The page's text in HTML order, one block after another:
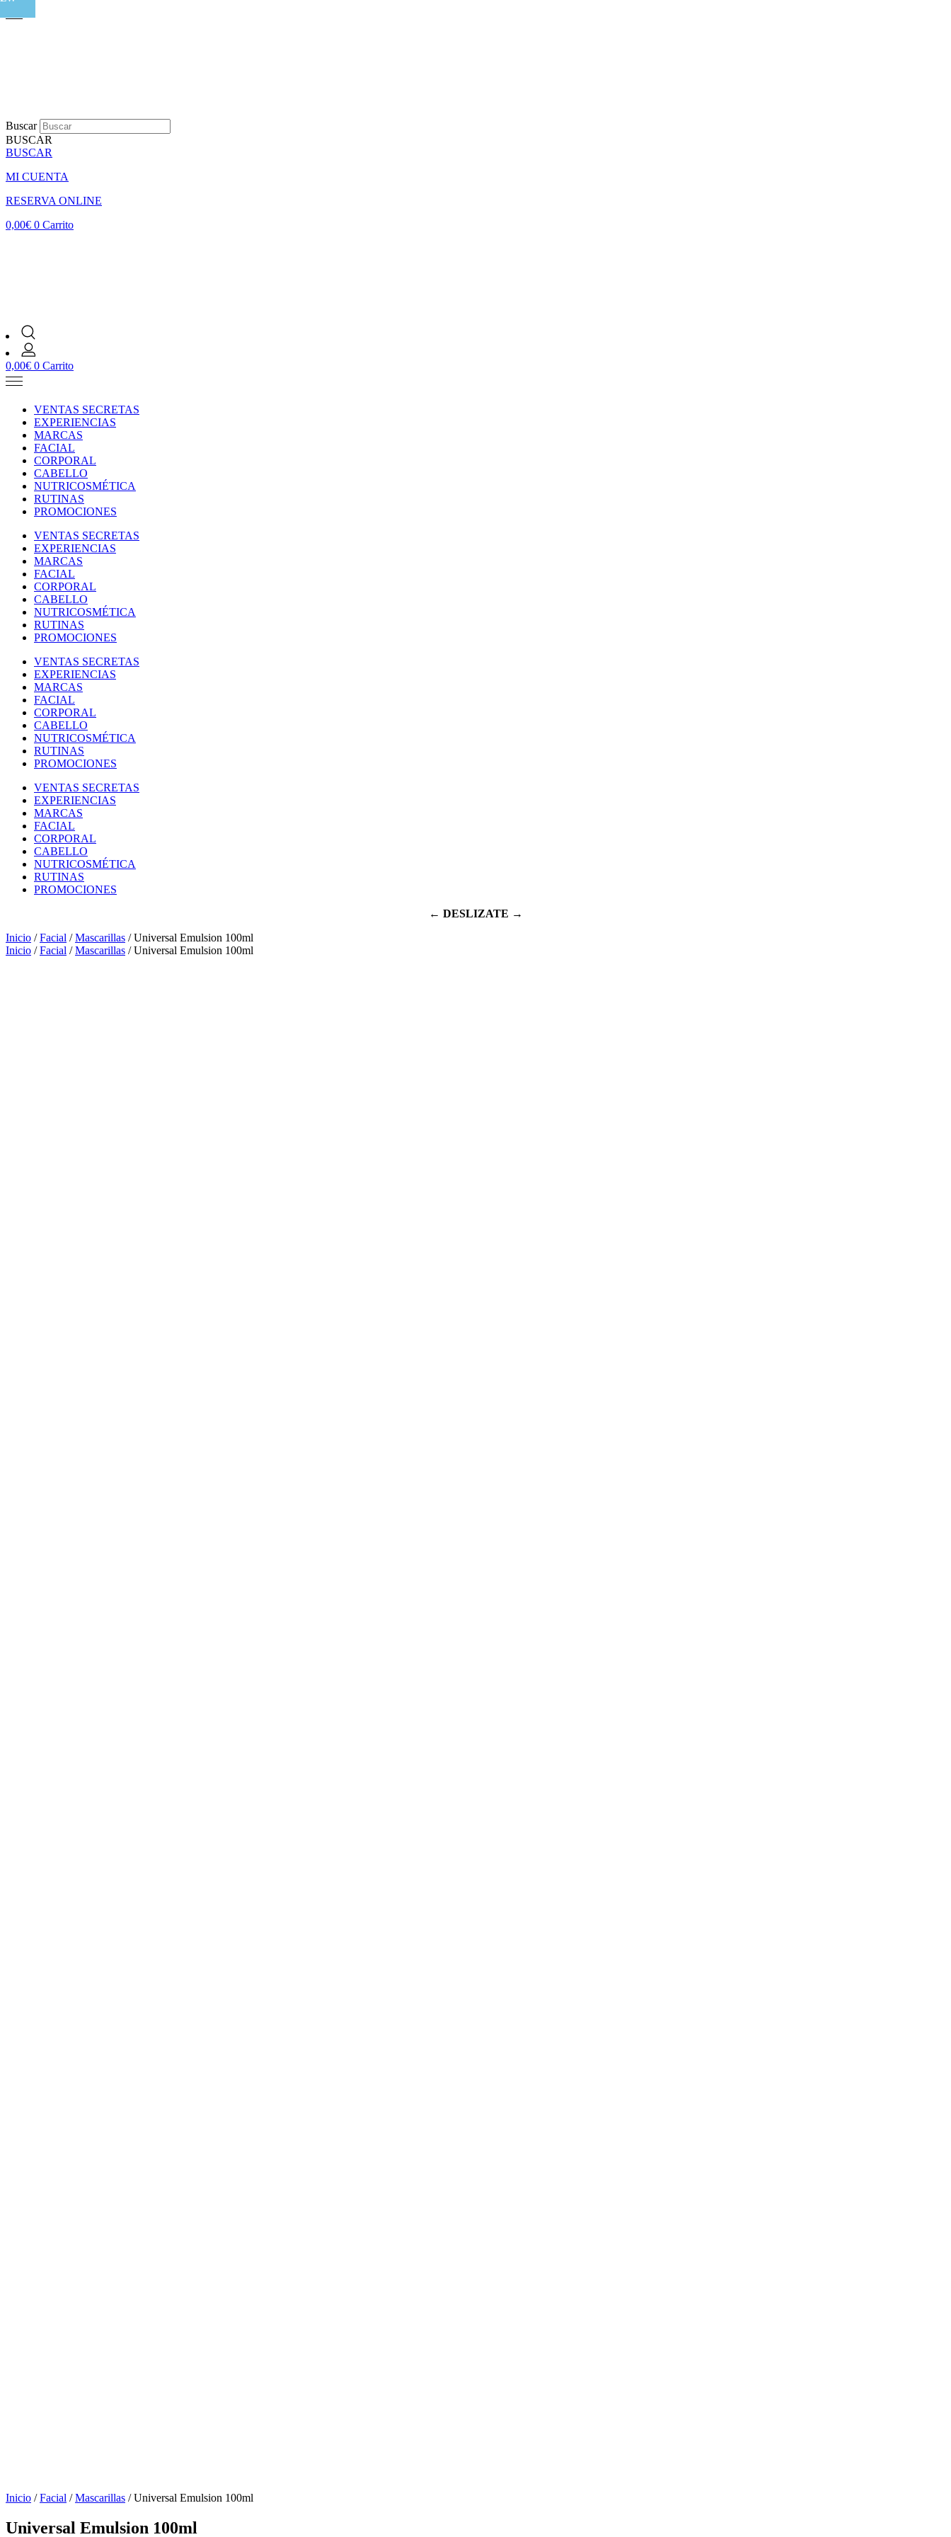
Buscar
BUSCAR
BUSCAR
MI CUENTA
RESERVA ONLINE
0,00€ 0 Carrito
0,00€ 0 Carrito
VENTAS SECRETAS
EXPERIENCIAS
MARCAS
FACIAL
CORPORAL
CABELLO
NUTRICOSMÉTICA
RUTINAS
PROMOCIONES
VENTAS SECRETAS
EXPERIENCIAS
MARCAS
FACIAL
CORPORAL
CABELLO
NUTRICOSMÉTICA
RUTINAS
PROMOCIONES
VENTAS SECRETAS
EXPERIENCIAS
MARCAS
FACIAL
CORPORAL
CABELLO
NUTRICOSMÉTICA
RUTINAS
PROMOCIONES
VENTAS SECRETAS
EXPERIENCIAS
MARCAS
FACIAL
CORPORAL
CABELLO
NUTRICOSMÉTICA
RUTINAS
PROMOCIONES
← DESLIZATE →
Inicio /Facial /Mascarillas / Universal Emulsion 100ml
Inicio /Facial /Mascarillas / Universal Emulsion 100ml
Inicio /Facial /Mascarillas / Universal Emulsion 100ml
Universal Emulsion 100ml